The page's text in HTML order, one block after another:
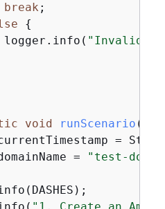
break ;
{
"Invalid
void runScenario ()
=
=
"test-